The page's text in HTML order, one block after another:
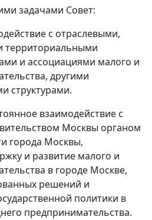
задачами Совет:
с отраслевыми,
территориальными
и ассоциациями малого и
другими
структурами.
взаимодействие с
Москвы органом
города Москвы,
и развитие малого и
в городе Москве,
решений и
политики в
предпринимательства.